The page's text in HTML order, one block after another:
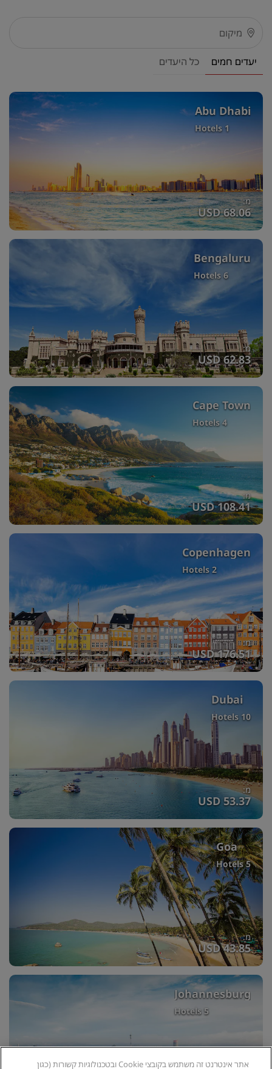
יעדים חמים כל היעדים
Abu Dhabi
1 Hotels
מ:
USD 68.06
Bengaluru
6 Hotels
מ:
USD 62.83
Cape Town
4 Hotels
מ:
USD 108.41
Copenhagen
2 Hotels
מ:
USD 176.51
Dubai
10 Hotels
מ:
USD 53.37
Goa
5 Hotels
מ:
USD 43.85
Johannesburg
5 Hotels
אתר אינטרנט זה משתמש בקובצי Cookie ובטכנולוגיות קשורות (כגון